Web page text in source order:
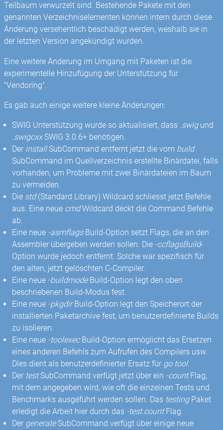
Teilbaum verwurzelt sind. Bestehende Pakete mit den
genannten Verzeichniselementen können intern durch diese
Änderung versehentlich beschädigt werden, weshalb sie in
der letzten Version angekündigt wurden.
Eine weitere Änderung im Umgang mit Paketen ist die
experimentelle Hinzufügung der Unterstützung für
"Vendoring".
Es gab auch einige weitere kleine Änderungen:
SWIG Unterstützung wurde so aktualisiert, dass .swigund
.swigcxxSWIG 3.0.6+ benötigen.
Der installSubCommand entfernt jetzt die vom build
SubCommand im Quellverzeichnis erstellte Binärdatei, falls
vorhanden, um Probleme mit zwei Binärdateien im Baum
zu vermeiden.
Die std(Standard Library) Wildcard schliesst jetzt Befehle
aus. Eine neue cmdWildcard deckt die Command Befehle
ab.
Eine neue -asmflagsBuild-Option setzt Flags, die an den
Assembler übergeben werden sollen. Die -ccflagsBuild-
Option wurde jedoch entfernt. Solche war spezifisch für
den alten, jetzt gelöschten C-Compiler.
Eine neue -buildmodeBuild-Option legt den oben
beschriebenen Build-Modus fest.
Eine neue -pkgdirBuild-Option legt den Speicherort der
installierten Paketarchive fest, um benutzerdefinierte Builds
zu isolieren.
Eine neue -toolexecBuild-Option ermöglicht das Ersetzen
eines anderen Befehls zum Aufrufen des Compilers usw.
Dies dient als benutzerdefinierter Ersatz für go tool.
Der testSubCommand verfügt jetzt über ein -countFlag,
mit dem angegeben wird, wie oft die einzelnen Tests und
Benchmarks ausgeführt werden sollen. Das testingPaket
erledigt die Arbeit hier durch das -test.countFlag.
Der generateSubCommand verfügt über einige neue